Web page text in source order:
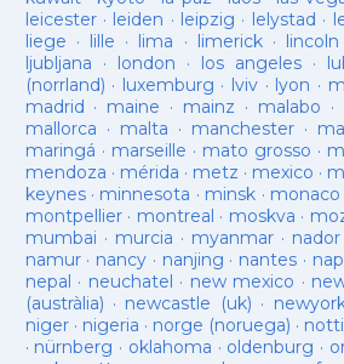
leicester· leiden · leipzig · lelystad ·
liege · lille · lima · limerick· lincoln
ljubljana · london · los angeles·
(norrland) · luxemburg · lviv · lyon ·
madrid · maine · mainz · malabo ·
mallorca · malta · manchester·
maringá · marseille · mato grosso ·
mendoza · mérida · metz · mexico ·
keynes· minnesota · minsk · monaco
montpellier· montreal · moskva ·
mumbai · murcia · myanmar· nador
namur· nancy · nanjing · nantes ·
nepal · neuchatel · new mexico ·
(austràlia) · newcastle (uk) ·
niger· nigeria · norge (noruega) ·
· nürnberg · oklahoma · oldenburg ·